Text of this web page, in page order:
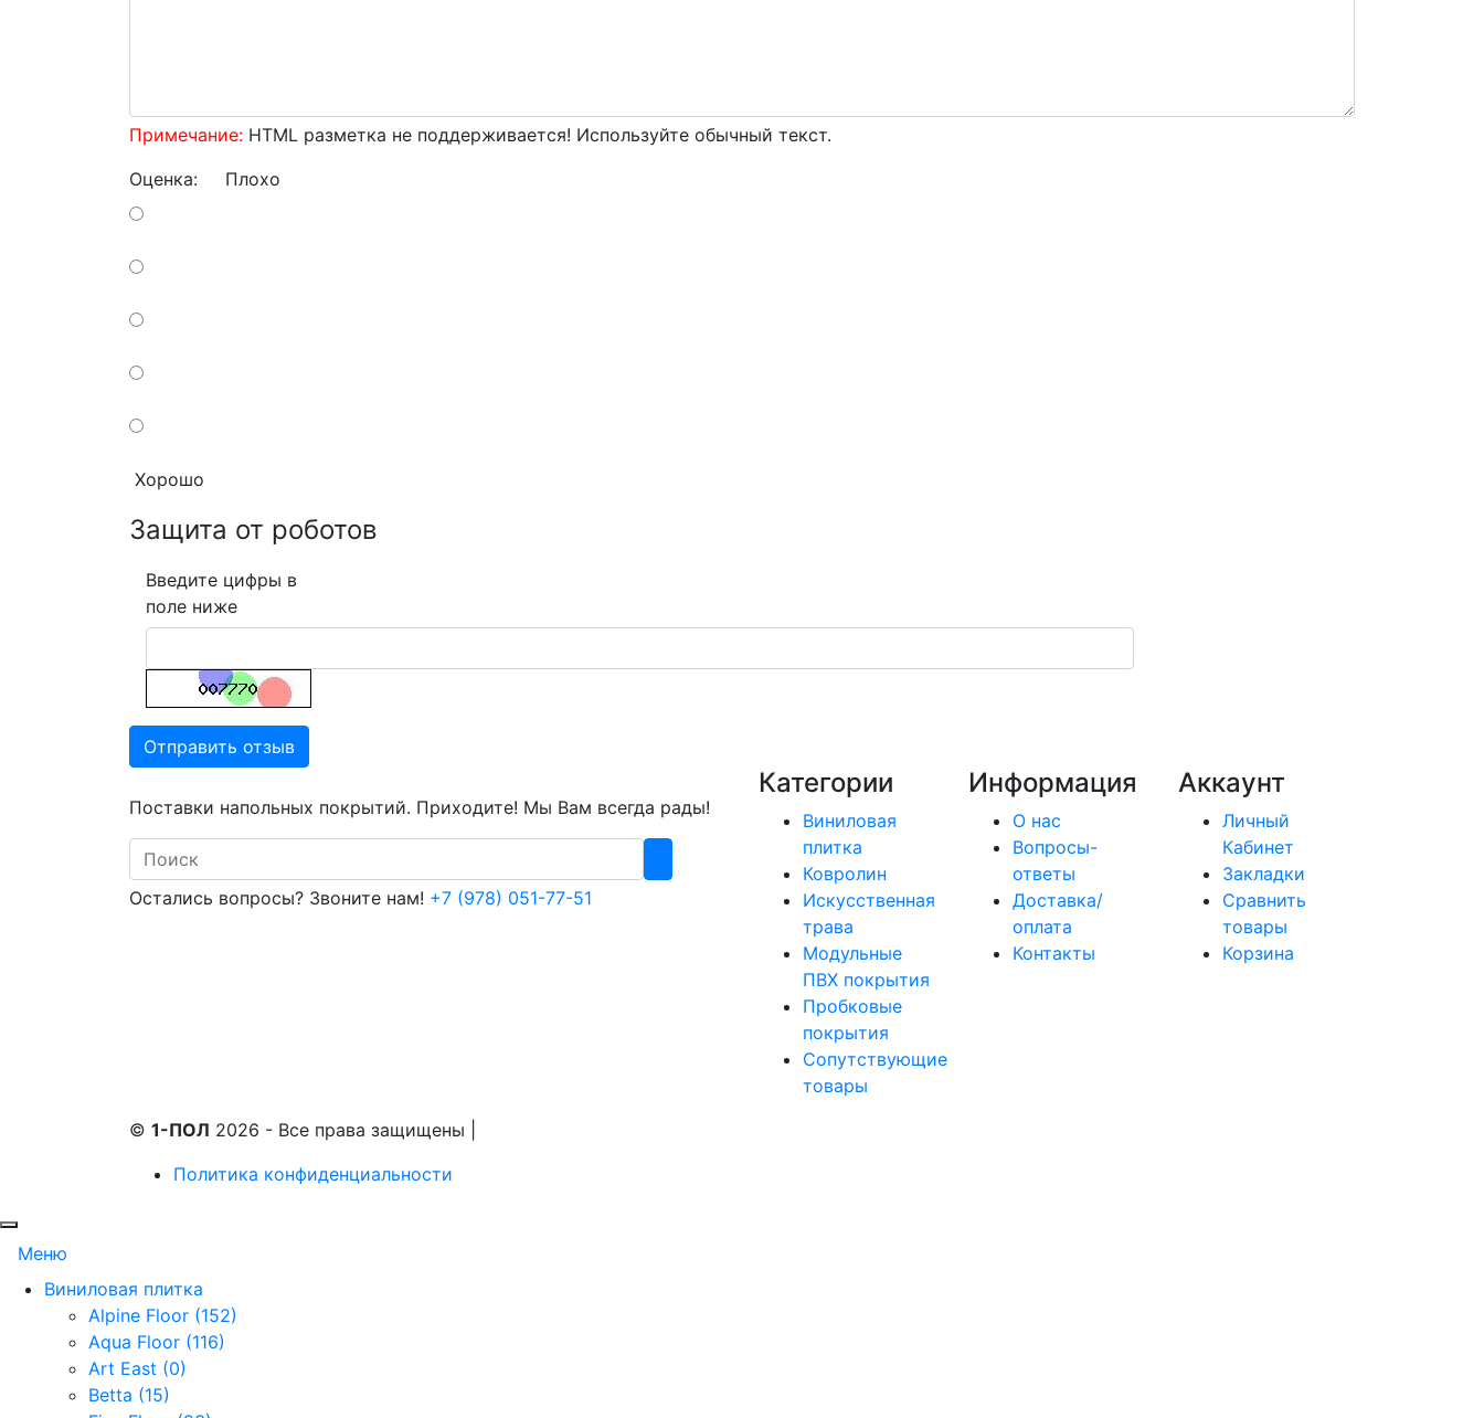
Примечание: HTML разметка не поддерживается! Используйте обычный текст.
Оценка: Плохо
Хорошо
Защита от роботов
Введите цифры в
поле ниже
Отправить отзыв
Поставки напольных покрытий. Приходите! Мы Вам всегда рады!
Search
Остались вопросы? Звоните нам! +7 (978) 051-77-51
Категории
Виниловая
плитка
Ковролин
Искусственная
трава
Модульные
ПВХ покрытия
Пробковые
покрытия
Сопутствующие
товары
Информация
О нас
Вопросы-
ответы
Доставка/
оплата
Контакты
Аккаунт
Личный
Кабинет
Закладки
Сравнить
товары
Корзина
© 1-ПОЛ 2026 - Все права защищены
Политика конфиденциальности
Меню
Виниловая плитка
Alpine Floor (152)
Aqua Floor (116)
Art East (0)
Betta (15)